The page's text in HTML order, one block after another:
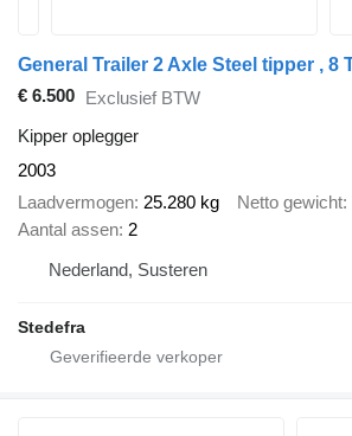
€ 6.500 Exclusief BTW
Kipper oplegger
2003
Laadvermogen 25.280 kg Netto gewicht
Aantal assen 2
Nederland, Susteren
Stedefra